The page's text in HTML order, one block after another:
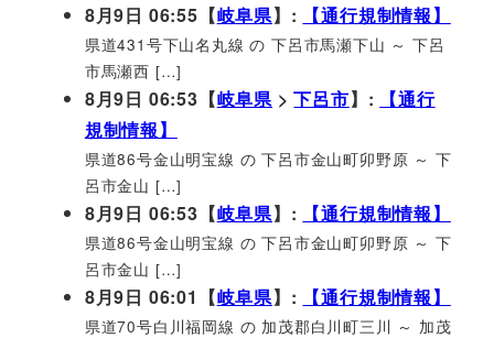
8月9日 06:55【岐阜県】: 【通行規制情報】
県道431号下山名丸線 の 下呂市馬瀬下山 ～ 下呂
市馬瀬西 […]
8月9日 06:53【岐阜県 >下呂市】:
【通行
規制情報】
県道86号金山明宝線 の 下呂市金山町卯野原 ～ 下
呂市金山 […]
8月9日 06:53【岐阜県】: 【通行規制情報】
県道86号金山明宝線 の 下呂市金山町卯野原 ～ 下
呂市金山 […]
8月9日 06:01【岐阜県】: 【通行規制情報】
県道70号白川福岡線 の 加茂郡白川町三川 ～ 加茂